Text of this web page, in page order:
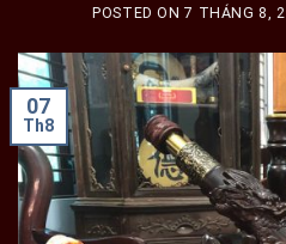
POSTED ON7 THÁNG 8,
07
Th8